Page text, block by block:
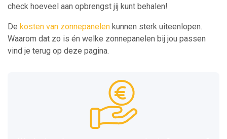
check hoeveel aan opbrengst jij kunt behalen!
De kosten van zonnepanelen kunnen sterk uiteenlopen.
Waarom dat zo is én welke zonnepanelen bij jou passen
vind je terug op deze pagina.